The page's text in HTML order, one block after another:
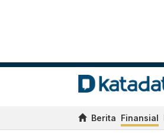
Berita Finansial